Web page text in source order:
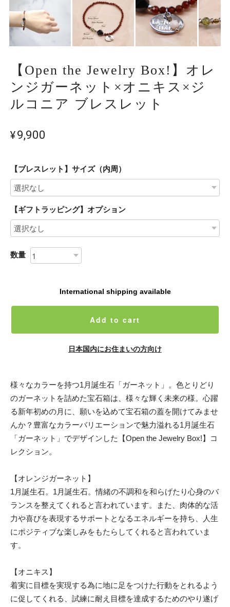
【Open the Jewelry Box!】オレ
ンジガーネット×オニキス×ジ
ルコニア ブレスレット
¥9,900
【ブレスレット】サイズ（内周）
【ギフトラッピング】オプション
数量
International shipping available
Add to cart
日本国内にお住まいの方向け
様々なカラーを持つ1月誕生石「ガーネット」。色とりどり
のガーネットを詰めた宝石箱は、様々な輝く未来の様。心躍
る新年初めの月に、願いを込めて宝石箱の蓋を開けてみませ
んか？豊富なカラーバリエーションで魅力溢れる1月誕生石
「ガーネット」でデザインした【Open the Jewelry Box!】コ
レクション。
【オレンジガーネット】
1月誕生石。1月誕生石。情緒の不調和を和らげたり心身のバ
ランスを整えてくれると言われています。また、肉体的な活
力や喜びを表現するサポートとなるエネルギーを持ち、人生
にポジティブな楽しみをもたらしてくれると言われていま
す。
【オニキス】
着実に目標を実現する為に地に足をつけた行動をとれるよう
に促してくれる、試練に耐え目標を達成するためのやり遂げ